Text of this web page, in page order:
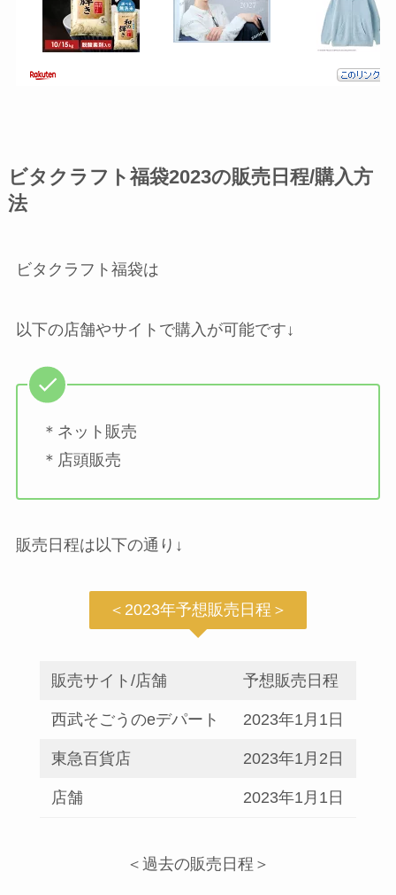
ビタクラフト福袋2023の販売日程/購入方
法
ビタクラフト福袋は
以下の店舗やサイトで購入が可能です↓
＊ネット販売
＊店頭販売
販売日程は以下の通り↓
＜2023年予想販売日程＞
販売サイト/店舗 予想販売日程
西武そごうのeデパート 2023年1月1日
東急百貨店 2023年1月2日
店舗 2023年1月1日
＜過去の販売日程＞